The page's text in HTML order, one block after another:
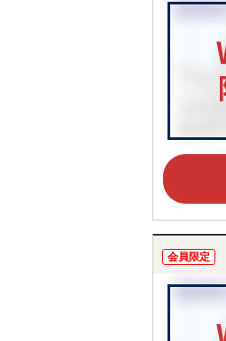
会員限定